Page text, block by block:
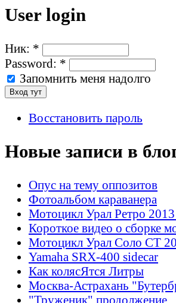
User login
Ник: *
Password: *
Запомнить меня надолго
Восстановить пароль
Новые записи в
Опус на тему оппозитов
Фотоальбом караванера
Мотоцикл Урал Ретро 2013
Короткое видео о сборке
Мотоцикл Урал Соло СТ
Yamaha SRX-400 sidecar
Как колясЯтся Литры
Москва-Астрахань
"Труженик" продолжение